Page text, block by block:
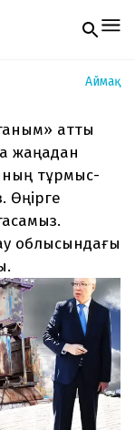
email
Аймақ
атты
жаңадан
тұрмыс-
Өңірге
облысындағы